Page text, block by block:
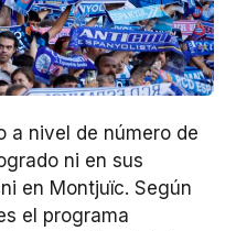
a nivel de número de
ni en sus
en Montjuïc. Según
el programa